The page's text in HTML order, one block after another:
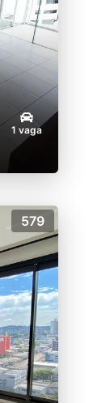
1 vaga
579